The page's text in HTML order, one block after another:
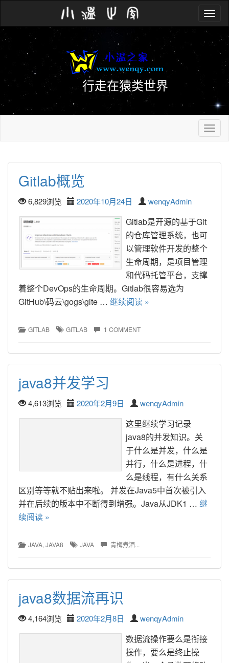
行走在猿类世界
Gitlab概览
6,829浏览 2020年10月24日 wenqyAdmin
Gitlab是开源的基于Git
的仓库管理系统，也可
以管理软件开发的整个
生命周期，是项目管理
和代码托管平台，支撑
着整个DevOps的生命周期。Gitlab很容易选为
GitHub\码云\gogs\gite … 继续阅读 »
GITLAB GITLAB 1 COMMENT
java8并发学习
4,613浏览 2020年2月9日 wenqyAdmin
这里继续学习记录
java8的并发知识。关
于什么是并发，什么是
并行，什么是进程，什
么是线程，有什么关系
区别等等就不贴出来啦。 并发在Java5中首次被引入
并在后续的版本中不断得到增强。Java从JDK1 … 继
续阅读 »
JAVA, JAVA8 JAVA 青梅煮酒...
java8数据流再识
4,164浏览 2020年2月8日 wenqyAdmin
数据流操作要么是衔接
操作，要么是终止操